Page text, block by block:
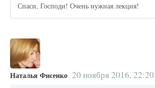
Спаси, Господи! Очень нужная лекция!
Наталья Фисенко 20 ноября 2016, 22:20